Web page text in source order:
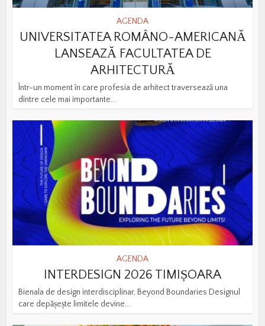
AGENDA
UNIVERSITATEA ROMÂNO-AMERICANĂ
LANSEAZĂ FACULTATEA DE
ARHITECTURĂ
Într-un moment în care profesia de arhitect traversează una
dintre cele mai importante...
AGENDA
INTERDESIGN 2026 TIMIȘOARA
Bienala de design interdisciplinar, Beyond Boundaries Designul
care depășește limitele devine...